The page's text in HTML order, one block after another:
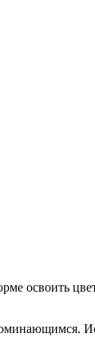
освоить